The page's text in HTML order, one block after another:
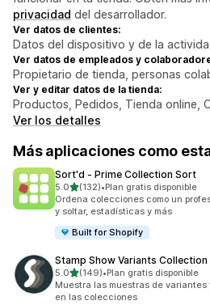
privacidad del desarrollador.
Ver datos de clientes:
Datos del dispositivo y de la
Ver datos de empleados y
Propietario de tienda, personas
Ver y editar datos de la tienda:
Productos, Pedidos, Tienda online,
Ver los detalles
Más aplicaciones como
Sort'd ‑ Prime Collection Sort
5.0de 5 estrellas
(132)
132 reseñas en total
•Plan gratis disponible
Ordena colecciones como un
y soltar, estadísticas y más
Built for Shopify
Stamp Show Variants Collection
5.0de 5 estrellas
(149)
149 reseñas en total
•Plan gratis disponible
Muestra las muestras de
en las colecciones